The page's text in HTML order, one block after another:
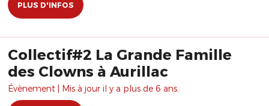
PLUS D'INFOS
Collectif#2 La Grande Famille
des Clowns à Aurillac
Évènement | Mis à jour il y a plus de 6 ans.